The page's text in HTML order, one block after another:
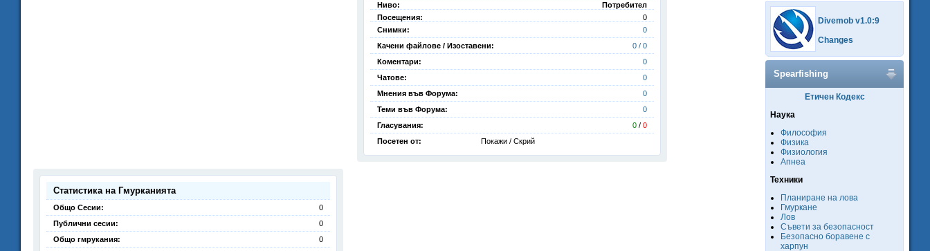
Ниво:
Потребител
Посещения:
0
Снимки:
0
Качени файлове / Изоставени:
0 / 0
Коментари:
0
Чатове:
0
Мнения във Форума:
0
Теми във Форума:
0
Гласувания:
0 / 0
Посетен от:
Покажи / Скрий
Статистика на Гмурканията
Общо Сесии:
0
Публични сесии:
0
Общо гмрукания:
0
Divemob v1.0:9
Changes
Spearfishing
Етичен Кодекс
Наука
Философия
Физика
Физиология
Апнеа
Техники
Планиране на лова
Гмуркане
Лов
Съвети за безопасност
Безопасно боравене с
харпун